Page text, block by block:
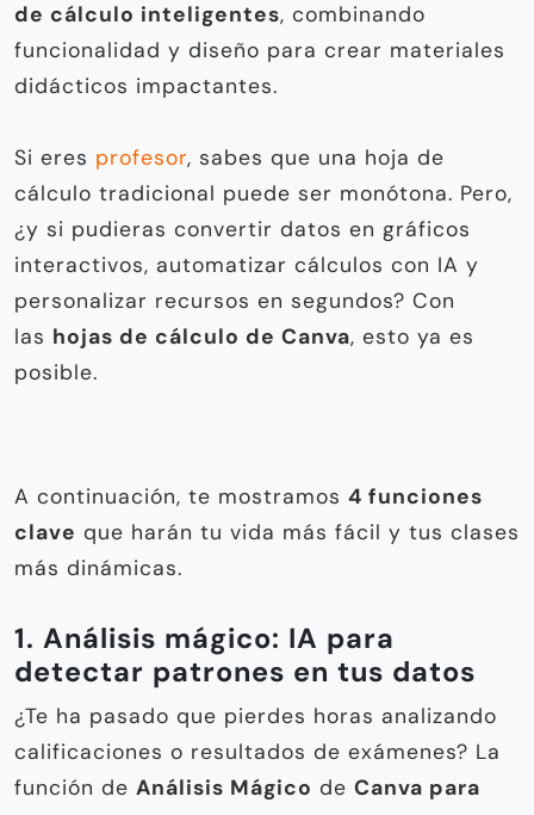
de cálculo inteligentes, combinando
funcionalidad y diseño para crear materiales
didácticos impactantes.
Si eres profesor, sabes que una hoja de
cálculo tradicional puede ser monótona. Pero,
¿y si pudieras convertir datos en gráficos
interactivos, automatizar cálculos con IA y
personalizar recursos en segundos? Con
las hojas de cálculo de Canva, esto ya es
posible.
A continuación, te mostramos 4 funciones
clave que harán tu vida más fácil y tus clases
más dinámicas.
1. Análisis mágico: IA para
detectar patrones en tus datos
¿Te ha pasado que pierdes horas analizando
calificaciones o resultados de exámenes? La
función de Análisis Mágico de Canva para